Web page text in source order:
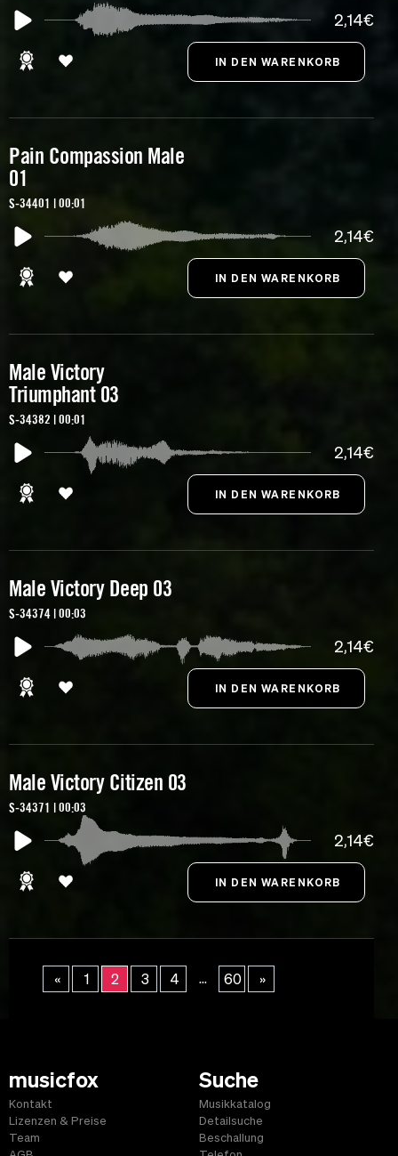
2,14€
Pain Compassion Male
01
S-34401 | 00:01
2,14€
Male Victory
Triumphant 03
S-34382 | 00:01
2,14€
Male Victory Deep 03
S-34374 | 00:03
2,14€
Male Victory Citizen 03
S-34371 | 00:03
2,14€
« 1 2 3 4 ... 60 »
musicfox
Kontakt
Lizenzen & Preise
Team
Suche
Musikkatalog
Detailsuche
Beschallung